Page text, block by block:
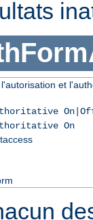
et
On